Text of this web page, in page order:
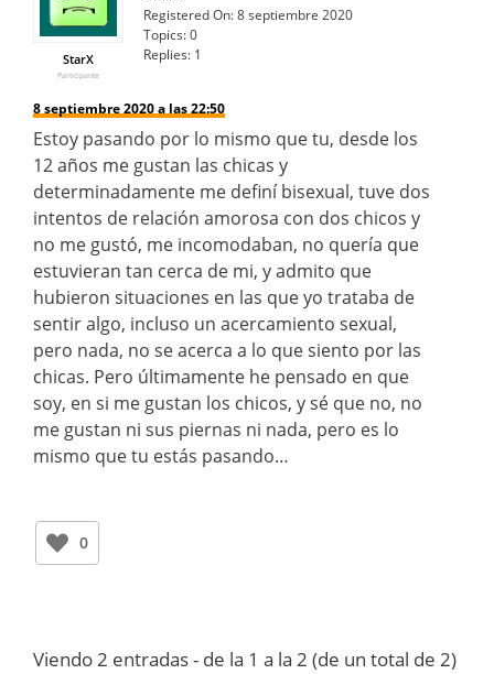
StarX
Participante
Registered On:8 septiembre 2020
Topics:0
Replies: 1
8 septiembre 2020 a las 22:50
Estoy pasando por lo mismo que tu, desde los
12 años me gustan las chicas y
determinadamente me definí bisexual, tuve dos
intentos de relación amorosa con dos chicos y
no me gustó, me incomodaban, no quería que
estuvieran tan cerca de mi, y admito que
hubieron situaciones en las que yo trataba de
sentir algo, incluso un acercamiento sexual,
pero nada, no se acerca a lo que siento por las
chicas. Pero últimamente he pensado en que
soy, en si me gustan los chicos, y sé que no, no
me gustan ni sus piernas ni nada, pero es lo
mismo que tu estás pasando…
0
Viendo 2 entradas - de la 1 a la 2 (de un total de 2)